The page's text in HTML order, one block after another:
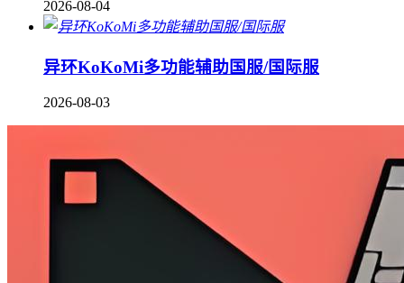
2026-08-04
异环KoKoMi多功能辅助国服/国际服
2026-08-03